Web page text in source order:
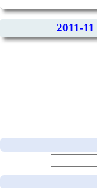
2011-11